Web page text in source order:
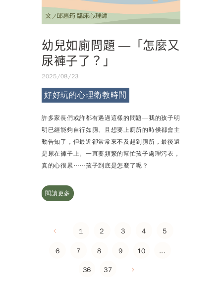
幼兒如廁問題 —「怎麼又
尿褲子了？」
2025/08/23
好好玩的心理衛教時間
許多家長們或許都有遇過這樣的問題—我的孩子明
明已經能夠自行如廁、且想要上廁所的時候都會主
動告知了，但最近卻常常來不及趕到廁所，最後還
是尿在褲子上。一直要頻繁的幫忙孩子處理污衣，
真的心很累……孩子到底是怎麼了呢？
閱讀更多
1 2 3 4 5
6 7 8 9 10 ...
36 37